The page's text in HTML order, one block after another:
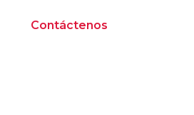
Contáctenos